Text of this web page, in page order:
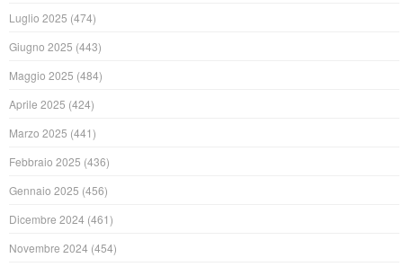
Luglio 2025 (474)
Giugno 2025 (443)
Maggio 2025 (484)
Aprile 2025 (424)
Marzo 2025 (441)
Febbraio 2025 (436)
Gennaio 2025 (456)
Dicembre 2024 (461)
Novembre 2024 (454)